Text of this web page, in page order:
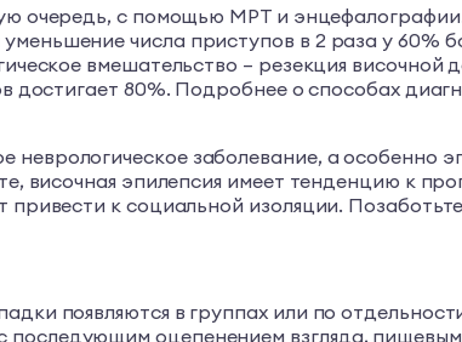
очередь, с помощью МРТ и
числа приступов в 2 раза у 60%
вмешательство – резекция височной
достигает 80%. Подробнее о способах
заболевание, а особенно
височная эпилепсия имеет тенденцию к
к социальной изоляции.
появляются в группах или по
оцепенением взгляда,